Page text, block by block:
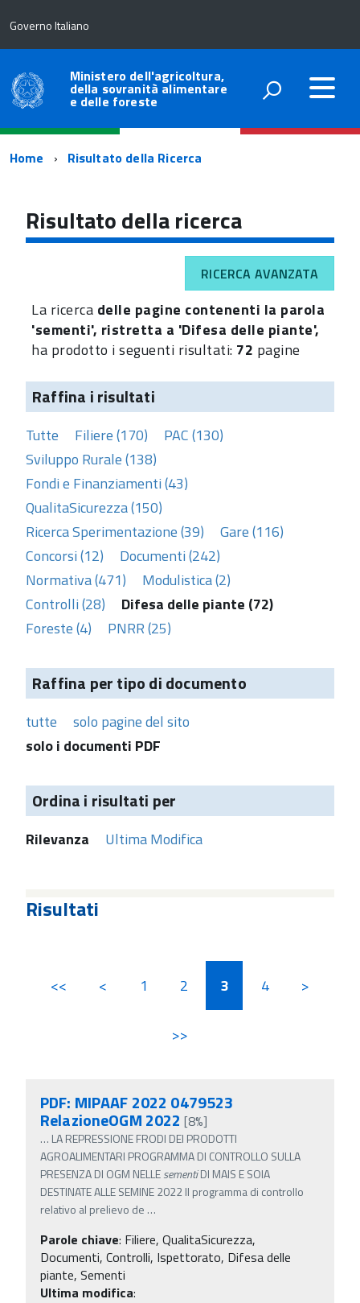
Governo Italiano
Ministero dell'agricoltura,
della sovranità alimentare
e delle foreste
Percorso
navigazione
Home Risultato della Ricerca
Risultato della ricerca
RICERCA AVANZATA
La ricerca delle pagine contenenti la parola
'sementi', ristretta a 'Difesa delle piante',
ha prodotto i seguenti risultati: 72 pagine
Raffina i risultati
Tutte Filiere (170)
PAC (130)
Sviluppo Rurale (138)
Fondi e Finanziamenti (43)
QualitaSicurezza (150)
Ricerca Sperimentazione (39)
Gare (116)
Concorsi (12)
Documenti (242)
Normativa (471)
Modulistica (2)
Controlli (28)
Difesa delle piante (72)
Foreste (4)
PNRR (25)
Raffina per tipo di documento
tutte
solo pagine del sito
solo i documenti PDF
Ordina i risultati per
Rilevanza Ultima Modifica
Risultati
<< < 1 2 3 4 >
>>
PDF: MIPAAF 2022 0479523
RelazioneOGM 2022 [8%]
… LA REPRESSIONE FRODI DEI PRODOTTI
AGROALIMENTARI PROGRAMMA DI CONTROLLO SULLA
PRESENZA DI OGM NELLEsementiDI MAIS E SOIA
DESTINATE ALLE SEMINE 2022 Il programma di controllo
relativo al prelievo de …
Parole chiave: Filiere, QualitaSicurezza,
Documenti, Controlli, Ispettorato, Difesa delle
piante, Sementi
Ultima modifica: